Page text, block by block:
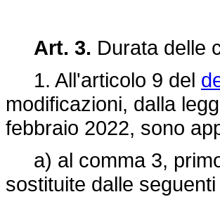
Art. 3. Durata delle
1. All'articolo 9 del
modificazioni, dalla
febbraio 2022, sono
a) al comma 3,
sostituite dalle